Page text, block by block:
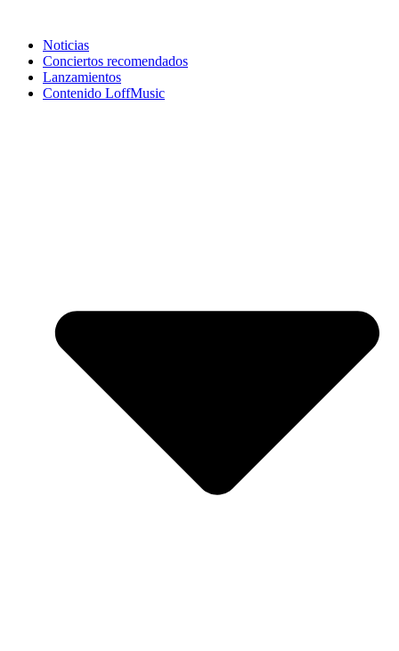
Noticias
Conciertos recomendados
Lanzamientos
Contenido LoffMusic